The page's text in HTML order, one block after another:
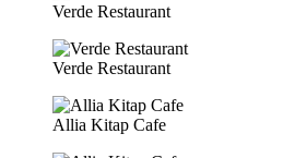
Verde Restaurant
Verde Restaurant
Allia Kitap Cafe